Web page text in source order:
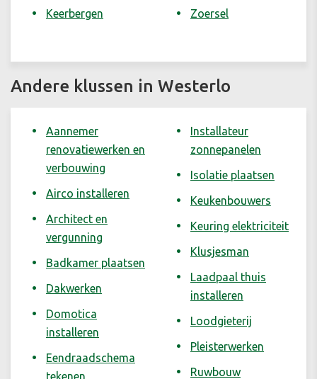
Keerbergen
Zoersel
Andere klussen in Westerlo
Aannemer
renovatiewerken en
verbouwing
Airco installeren
Architect en
vergunning
Badkamer plaatsen
Dakwerken
Domotica
installeren
Eendraadschema
tekenen
Installateur
zonnepanelen
Isolatie plaatsen
Keukenbouwers
Keuring elektriciteit
Klusjesman
Laadpaal thuis
installeren
Loodgieterij
Pleisterwerken
Ruwbouw